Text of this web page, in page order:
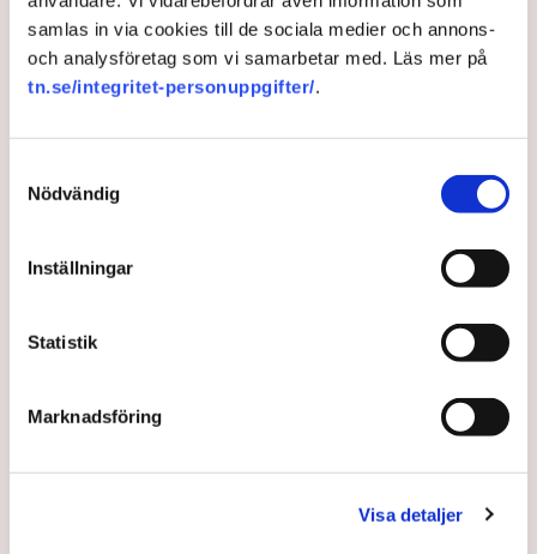
samlas in via cookies till de sociala medier och annons-
och analysföretag som vi samarbetar med. Läs mer på
tn.se/integritet-personuppgifter/.
Nödvändig
Inställningar
Statistik
Marknadsföring
Visa detaljer
Priset på kranvatten rusar –
bara början
Kostnaderna för vatten och avlopp skenar. I var
i år.